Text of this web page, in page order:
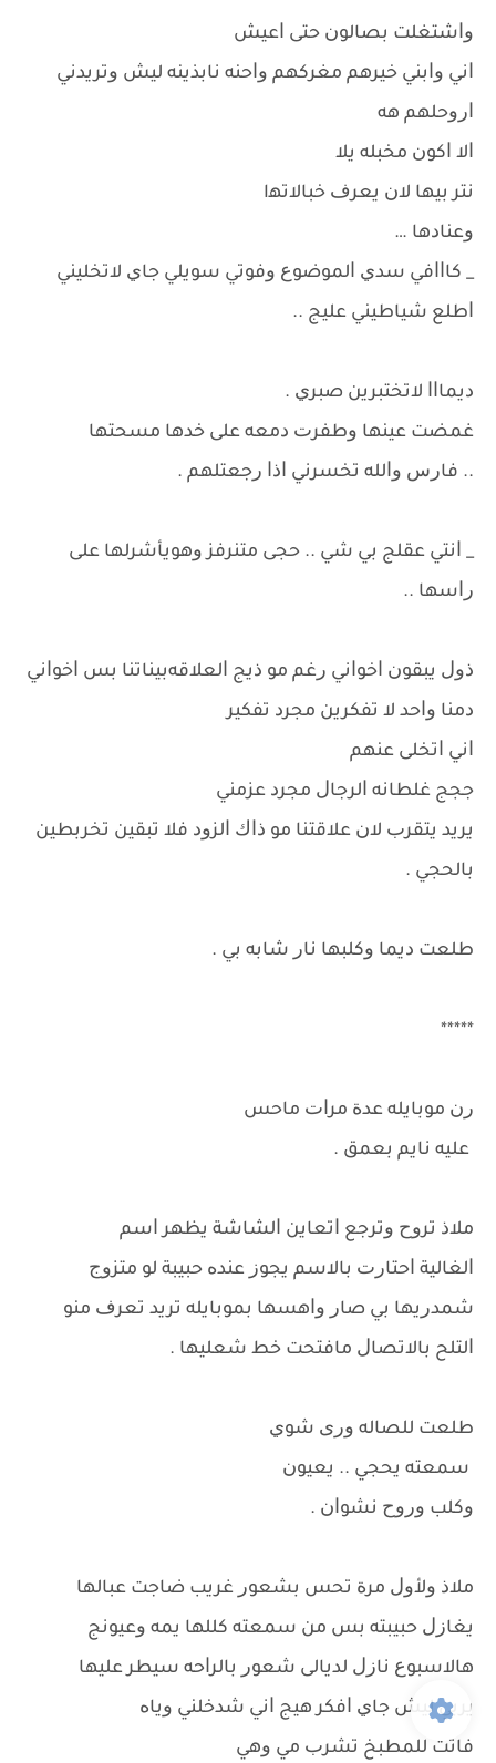
ﻭﺍﺷﺘﻐﻠﺖ ﺑﺼﺎﻟﻮﻥ ﺣﺘﻰ ﺍﻋﻴﺶ
ﺍﻧﻲ ﻭﺍﺑﻨﻲ ﺧﻴﺮﻫﻢ ﻣﻐﺮﻛﻬﻢ ﻭﺍﺣﻨﻪ ﻧﺎﺑﺬﻳﻨﻪ ﻟﻴﺶ ﻭﺗﺮﻳﺪﻧﻲ
ﺍﺭﻭﺣﻠﻬﻢ ﻫﻪ
ﺍﻻ ﺍﻛﻮﻥ ﻣﺨﺒﻠﻪ ﻳﻼ
ﻧﺘﺮ ﺑﻴﻬﺎ ﻻﻥ ﻳﻌﺮﻑ ﺧﺒﺎﻻﺗﻬا
ﻭﻋﻨﺎﺩﻫﺎ …
_ ﻛﺎﺍﺍﻓﻲ ﺳﺪﻱ ﺍﻟﻤﻮﺿﻮﻉ ﻭﻓﻮﺗﻲ ﺳﻮﻳﻠﻲ ﺟﺎﻱ ﻻﺗﺨﻠﻴﻨﻲ
ﺍﻃﻠﻊ ﺷﻴﺎﻃﻴﻨﻲ ﻋﻠﻴﺞ ..
ﺩﻳﻤﺎﺍﺍ ﻻﺗﺨﺘﺒﺮﻳﻦ ﺻﺒﺮﻱ .
ﻏﻤﻀﺖ ﻋﻴﻨﻬﺎ ﻭﻃﻔﺮﺕ ﺩﻣﻌﻪ ﻋﻠﻰ ﺧﺪﻫﺎ ﻣﺴﺤﺘﻬﺎ
.. ﻓﺎﺭﺱ ﻭﺍﻟﻠﻪ ﺗﺨﺴﺮﻧﻲ ﺍﺫﺍ ﺭﺟﻌﺘﻠﻬﻢ .
_ ﺍﻧﺘﻲ ﻋﻘﻠﺞ ﺑﻲ ﺷﻲ .. ﺣﺠﻰ ﻣﺘﻨﺮﻓﺰ ﻭﻫﻮﻳﺄﺷﺮﻟﻬﺎ ﻋﻠﻰ
ﺭﺍﺳﻬﺎ ..
ﺫﻭﻝ ﻳﺒﻘﻮﻥ ﺍﺧﻮﺍﻧﻲ ﺭﻏﻢ ﻣﻮ ﺫﻳﺞ ﺍﻟﻌﻼﻗﻪﺑﻴﻨﺎﺗﻨﺎ ﺑﺲ ﺍﺧﻮﺍﻧﻲ
ﺩﻣﻨﺎ ﻭﺍﺣﺪ ﻻ ﺗﻔﻜﺮﻳﻦ ﻣﺠﺮﺩ ﺗﻔﻜﻴﺮ
ﺍﻧﻲ ﺍﺗﺨﻠﻰ ﻋﻨﻬﻢ
ﺟﺠﺞ ﻏﻠﻄﺎﻧﻪ ﺍﻟﺮﺟﺎﻝ ﻣﺠﺮﺩ ﻋﺰﻣﻨﻲ
ﻳﺮﻳﺪ ﻳﺘﻘﺮﺏ ﻻﻥ ﻋﻼﻗﺘﻨﺎ ﻣﻮ ﺫﺍﻙ ﺍﻟﺰﻭﺩ ﻓﻼ ﺗﺒﻘﻴﻦ ﺗﺨﺮﺑﻄﻴﻦ
ﺑﺎﻟﺤﺠﻲ .
ﻃﻠﻌﺖ ﺩﻳﻤﺎ ﻭﻛﻠﺒﻬﺎ ﻧﺎﺭ ﺷﺎﺑﻪ ﺑﻲ .
*****
ﺭﻥ ﻣﻮﺑﺎﻳﻠﻪ ﻋﺪﺓ ﻣﺮﺍﺕ ﻣﺎﺣﺲ
ﻋﻠﻴﻪ ﻧﺎﻳﻢ ﺑﻌﻤﻖ .
ﻣﻼﺫ ﺗﺮﻭﺡ ﻭﺗﺮﺟﻊ ﺍﺗﻌﺎﻳﻦ ﺍﻟﺸﺎﺷﺔ ﻳﻈﻬﺮ ﺍﺳﻢ
ﺍﻟﻐﺎﻟﻴﺔ ﺍﺣﺘﺎﺭﺕ ﺑﺎﻻﺳﻢ ﻳﺠﻮﺯ ﻋﻨﺪﻩ ﺣﺒﻴﺒﺔ ﻟﻮ ﻣﺘﺰﻭﺝ
ﺷﻤﺪﺭﻳﻬﺎ ﺑﻲ ﺻﺎﺭ ﻭﺍﻫﺴﻬﺎ ﺑﻤﻮﺑﺎﻳﻠﻪ ﺗﺮﻳﺪ ﺗﻌﺮﻑ ﻣﻨﻮ
ﺍﻟﺘﻠﺢ ﺑﺎﻻﺗﺼﺎﻝ ﻣﺎﻓﺘﺤﺖ ﺧﻂ ﺷﻌﻠﻴﻬﺎ .
ﻃﻠﻌﺖ ﻟﻠﺼﺎﻟﻪ ﻭﺭﻯ ﺷﻮﻱ
ﺳﻤﻌﺘﻪ ﻳﺤﺠﻲ .. ﻳﻌﻴﻮﻥ
ﻭﻛﻠﺐ ﻭﺭﻭﺡ ﻧﺸﻮﺍﻥ .
ﻣﻼﺫ ﻭﻷﻭﻝ ﻣﺮﺓ ﺗﺤﺲ ﺑﺸﻌﻮﺭ ﻏﺮﻳﺐ ﺿﺎﺟﺖ ﻋﺒﺎﻟﻬﺎ
ﻳﻐﺎﺯﻝ ﺣﺒﻴﺒﺘﻪ ﺑﺲ ﻣﻦ ﺳﻤﻌﺘﻪ ﻛﻠﻠﻬﺎ ﻳﻤﻪ ﻭﻋﻴﻮﻧﺞ
ﻫﺎﻻﺳﺒﻮﻉ ﻧﺎﺯﻝ ﻟﺪﻳﺎﻟﻰ ﺷﻌﻮﺭ ﺑﺎﻟﺮﺍﺣﻪ ﺳﻴﻄﺮ ﻋﻠﻴﻬﺎ
ﻳﺮﺑﻲ ﻟﻴﺶ ﺟﺎﻱ ﺍﻓﻜﺮ ﻫﻴﺞ ﺍﻧﻲ ﺷﺪﺧﻠﻨﻲ ﻭﻳﺎﻩ
ﻓﺎﺗﺖ ﻟﻠﻤﻄﺒﺦ ﺗﺸﺮﺏ ﻣﻲ ﻭﻫﻲ